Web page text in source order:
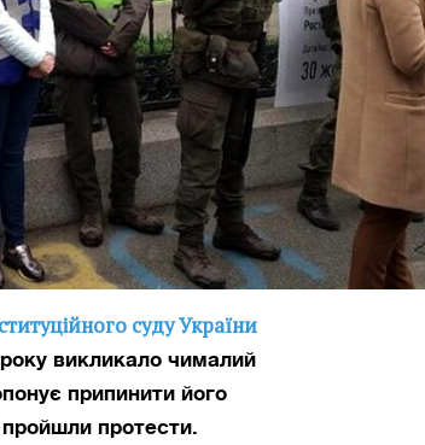
суду України
викликало чималий
припинити його
протести.